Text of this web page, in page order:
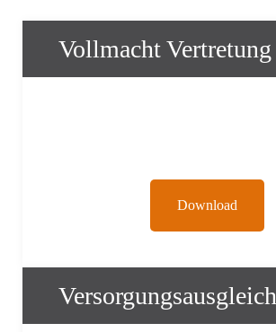
Vollmacht Vertretung
Download
Versorgungsausgleich